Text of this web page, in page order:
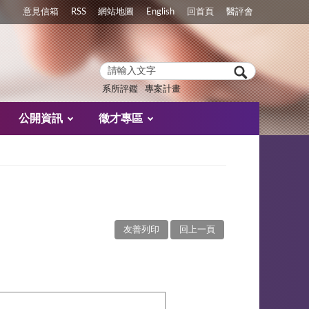
意見信箱 RSS 網站地圖 English 回首頁 醫評會
系所評鑑 專案計畫
公開資訊 徵才專區
回上一頁
友善列印